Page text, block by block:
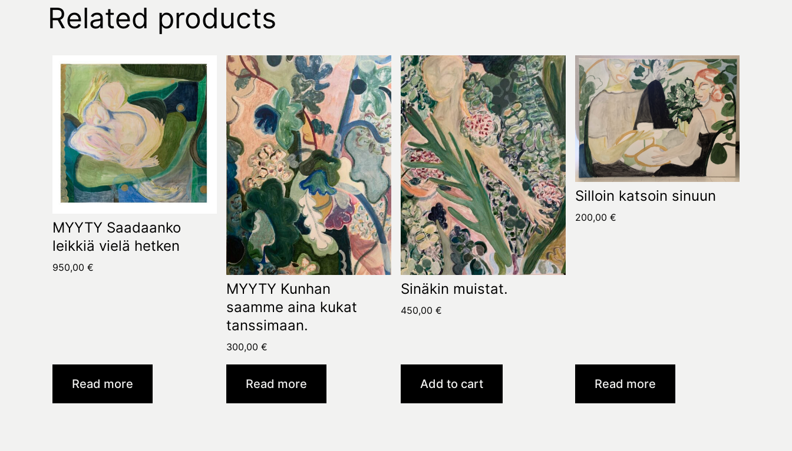
Related products
MYYTY Saadaanko
leikkiä vielä hetken
950,00 €
Read more
MYYTY Kunhan
saamme aina kukat
tanssimaan.
300,00€
Read more
Sinäkin muistat.
450,00 €
Add to cart
Silloin katsoin sinuun
200,00 €
Read more